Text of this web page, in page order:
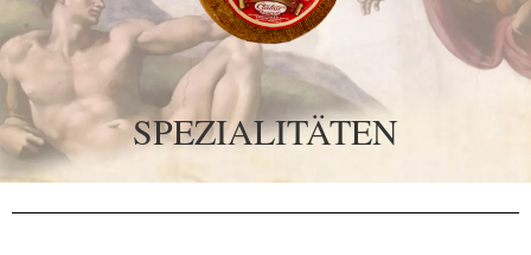
SPEZIALITÄTEN